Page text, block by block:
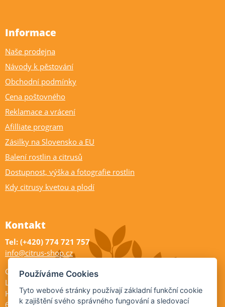
Informace
Naše prodejna
Návody k pěstování
Obchodní podmínky
Cena poštovného
Reklamace a vrácení
Afilliate program
Zásilky na Slovensko a EU
Balení rostlin a citrusů
Dostupnost, výška a fotografie rostlin
Kdy citrusy kvetou a plodí
Kontakt
Tel: (+420) 774 721 757
info@citrus-shop.cz
Citrus shop zahradnictví
Legionářů 2
Hodonín
695 01
Používáme Cookies
Tyto webové stránky používají základní funkční cookie
k zajištění svého správného fungování a sledovací